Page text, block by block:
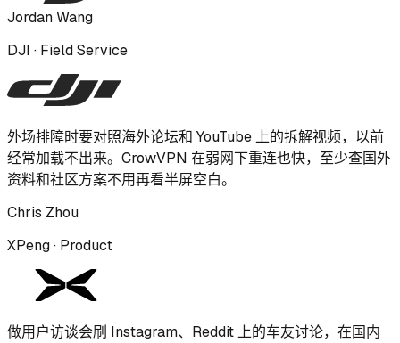
Jordan Wang
DJI · Field Service
外场排障时要对照海外论坛和 YouTube 上的拆解视频，以前
经常加载不出来。CrowVPN 在弱网下重连也快，至少查国外
资料和社区方案不用再看半屏空白。
Chris Zhou
XPeng · Product
做用户访谈会刷 Instagram、Reddit 上的车友讨论，在国内